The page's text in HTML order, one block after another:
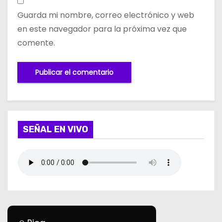
Guarda mi nombre, correo electrónico y web
en este navegador para la próxima vez que
comente.
SEÑAL EN VIVO